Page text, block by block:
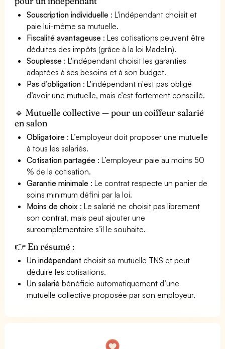
Souscription individuelle : L'indépendant choisit et
paie lui-même sa mutuelle.
Fiscalité avantageuse : Les cotisations peuvent être
déduites des impôts (grâce à la loi Madelin).
Souplesse : L'indépendant choisit les garanties
adaptées à ses besoins et à son budget.
Pas d’obligation : L'indépendant n'est pas obligé
d’avoir une mutuelle, mais c’est fortement conseillé.
🔹 Mutuelle collective — pour un coiffeur salarié
en salon
Obligatoire : L’employeur doit proposer une mutuelle
à tous les salariés.
Cotisation partagée : L’employeur paie au moins 50
% de la cotisation.
Garantie minimale : Le contrat respecte un panier de
soins minimum défini par la loi.
Moins de choix : Le salarié ne choisit pas librement
son contrat, mais peut ajouter une
surcomplémentaire s’il le souhaite.
👉 En résumé :
Unindépendant choisit sa mutuelle TNS et peut
déduire les cotisations.
Unsalarié bénéficie automatiquement d’une
mutuelle collective proposée par son employeur.